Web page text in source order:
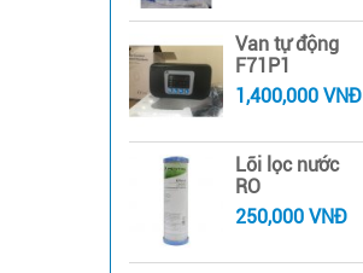
Van tự động
F71P1
1,400,000 VNĐ
Lõi lọc nước
RO
250,000 VNĐ